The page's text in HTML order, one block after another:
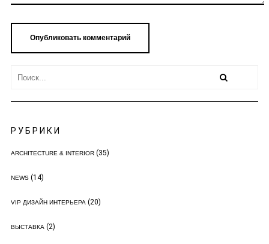
РУБРИКИ
ARCHITECTURE & INTERIOR(35)
NEWS(14)
VIP ДИЗАЙН ИНТЕРЬЕРА(20)
ВЫСТАВКА(2)